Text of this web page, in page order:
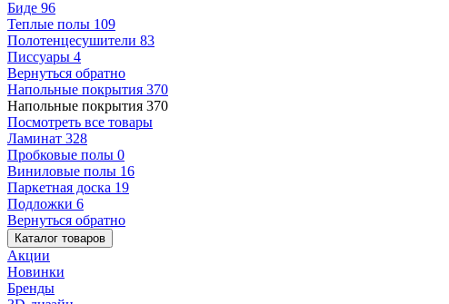
Биде 96
Теплые полы 109
Полотенцесушители 83
Писсуары 4
Вернуться обратно
Напольные покрытия 370
Напольные покрытия 370
Посмотреть все товары
Ламинат 328
Пробковые полы 0
Виниловые полы 16
Паркетная доска 19
Подложки 6
Вернуться обратно
Каталог товаров
Акции
Новинки
Бренды